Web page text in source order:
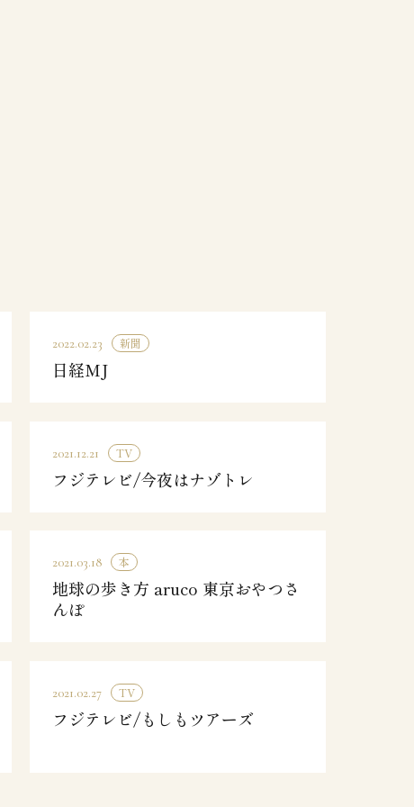
2022.02.23 新聞
日経MJ
2021.12.21 TV
フジテレビ/今夜はナゾトレ
2021.03.18 本
地球の歩き方 aruco 東京おやつさ
んぽ
2021.02.27 TV
フジテレビ/もしもツアーズ